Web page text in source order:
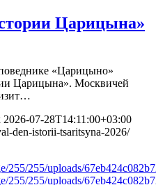
Царицына»
«Царицыно»
Царицына». Москвичей
2026-07-28T14:11:00+03:00
den-istorii-tsaritsyna-2026/
255/255/uploads/
255/255/uploads/